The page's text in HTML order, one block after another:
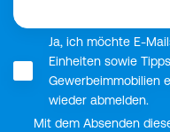
Ja, ich möchte E-
Einheiten sowie
Gewerbeimmobilien
wieder abmelden.
Mit dem Absenden